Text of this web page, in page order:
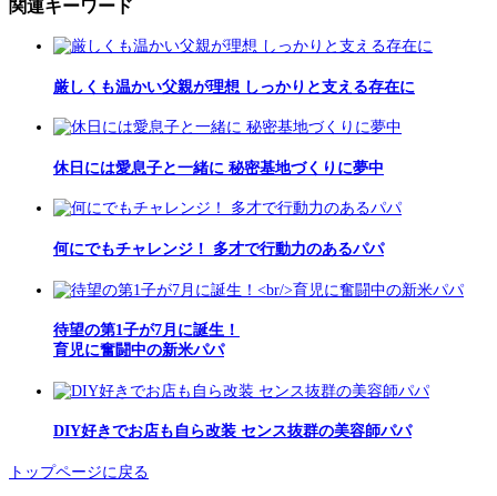
関連キーワード
厳しくも温かい父親が理想 しっかりと支える存在に
休日には愛息子と一緒に 秘密基地づくりに夢中
何にでもチャレンジ！ 多才で行動力のあるパパ
待望の第1子が7月に誕生！
育児に奮闘中の新米パパ
DIY好きでお店も自ら改装 センス抜群の美容師パパ
トップページに戻る